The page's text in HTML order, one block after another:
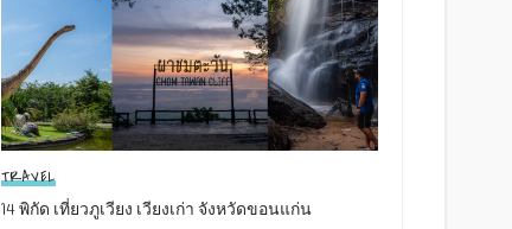
TRAVEL
14 พิกัด เที่ยวภูเวียง เวียงเก่า จังหวัดขอนแก่น